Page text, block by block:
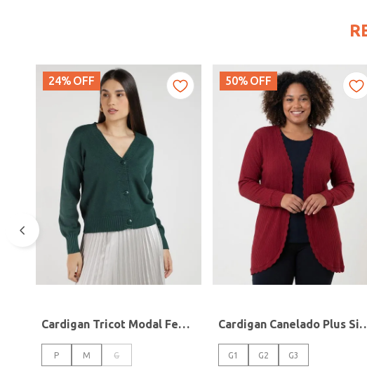
24% OFF
Cardigan Tricot Modal Feminino VERDE
P M G
50% OFF
Cardigan Canelado
G1 G2 G3